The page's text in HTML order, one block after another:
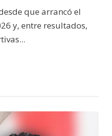
que arrancó el
y, entre resultados,